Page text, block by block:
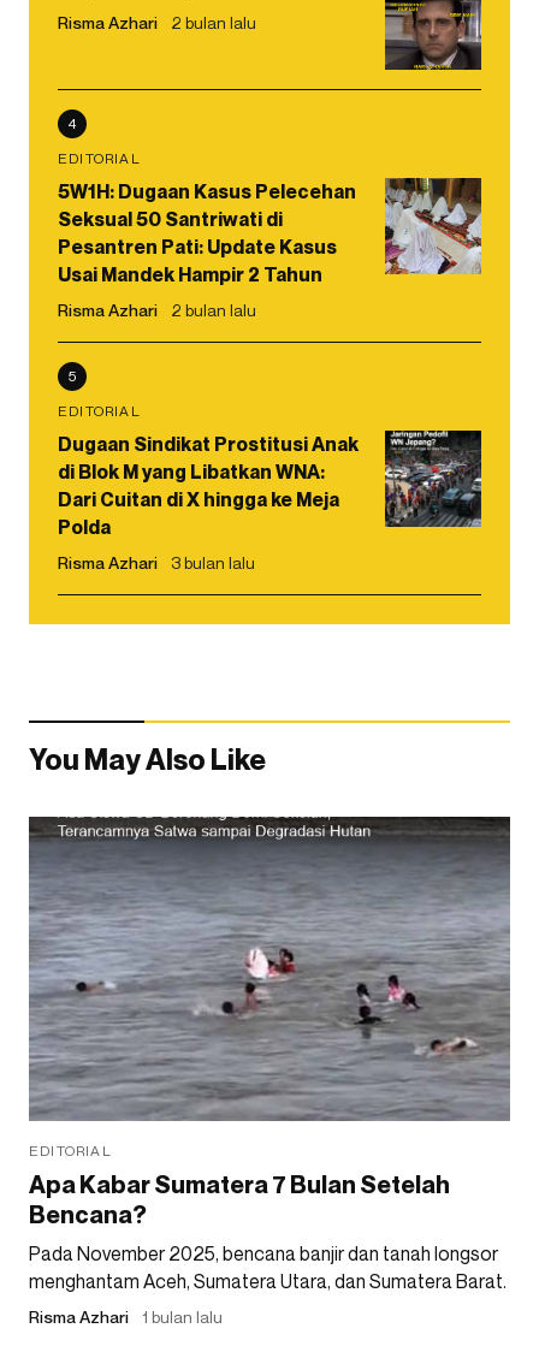
Risma Azhari 2 bulan lalu
4
EDITORIAL
5W1H: Dugaan Kasus Pelecehan
Seksual 50 Santriwati di
Pesantren Pati: Update Kasus
Usai Mandek Hampir 2 Tahun
Risma Azhari 2 bulan lalu
5
EDITORIAL
Dugaan Sindikat Prostitusi Anak
di Blok M yang Libatkan WNA:
Dari Cuitan di X hingga ke Meja
Polda
Risma Azhari 3 bulan lalu
You May Also Like
EDITORIAL
Apa Kabar Sumatera 7 Bulan Setelah
Bencana?
Pada November 2025, bencana banjir dan tanah longsor
menghantam Aceh, Sumatera Utara, dan Sumatera Barat.
Risma Azhari 1 bulan lalu